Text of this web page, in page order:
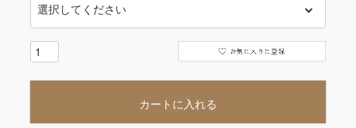
カートに入れる